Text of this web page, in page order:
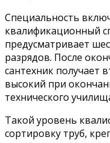
Специальность
квалификационный
предусматривает
разрядов. После
сантехник получает
высокий при
технического
Такой уровень
сортировку труб,